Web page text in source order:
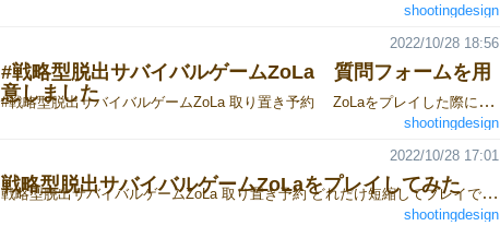
shootingdesign
#戦略型脱出サバイバルゲームZoLa 質問フォームを用
意しました
#戦略型脱出サバイバルゲームZoLa 取り置き予約 ZoLaをプレイした際に質問や感想を書き込めるフォームを用意しました。 動画やHPを見る事でルールの把握はできると思いますが、 その量が多いので困ったとき用、理解の確認用などにご利用いただければと思います。 変わったゲームですが、興味のある方はぜひ！
2022/10/28 18:56
shootingdesign
戦略型脱出サバイバルゲームZoLaをプレイしてみた 戦略型脱出サバイバルゲームZoLa 取り置き予約 どれだけ短縮してプレイできるか試した結果、 ２時間３０分で１ターン足りずゲームオーバー。 取り置き予約していただきありがとうございます！ ZoLa以外は少数しかもっていけませんので、 取り置き予約をしていただけると助かります。 いよいよ明日が本番です。 楽しみましょう！
2022/10/28 17:01
shootingdesign